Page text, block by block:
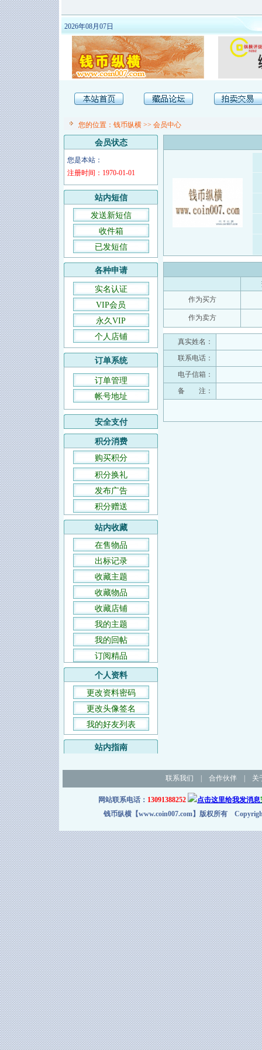
2026年08月07日
您的位置： 钱币纵横 >> 会员中心
会员状态
您是本站：
注册时间：1970-01-01
站内短信
发送新短信
收件箱
已发短信
各种申请
实名认证
VIP会员
永久VIP
个人店铺
订单系统
订单管理
帐号地址
安全支付
积分消费
购买积分
积分换礼
发布广告
积分赠送
站内收藏
在售物品
出标记录
收藏主题
收藏物品
收藏店铺
我的主题
我的回帖
订阅精品
个人资料
更改资料密码
更改头像签名
我的好友列表
站内指南
作为买方
作为卖方
真实姓名：
联系电话：
电子信箱：
备 注：
联系我们 合作伙伴 关
网站联系电话： 13091388252
钱币纵横【www.coin007.com】版权所有